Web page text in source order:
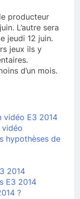
producteur
L’autre sera
jeudi 12 juin.
jeux ils y
d’un mois.
vidéo E3 2014
vidéo
hypothèses de
2014
E3 2014
?